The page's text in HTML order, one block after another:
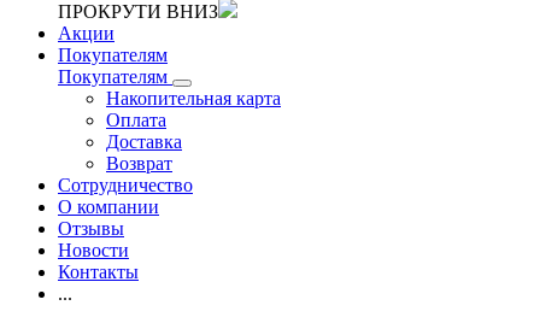
ПРОКРУТИ ВНИЗ
Акции
Покупателям
Покупателям
Накопительная карта
Оплата
Доставка
Возврат
Сотрудничество
О компании
Отзывы
Новости
Контакты
...